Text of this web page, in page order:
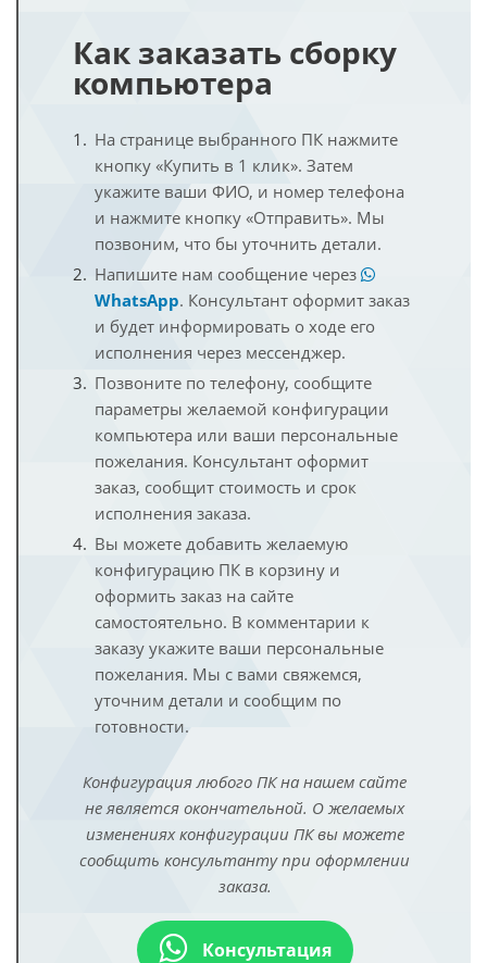
Как заказать сборку
компьютера
На странице выбранного ПК нажмите
кнопку «Купить в 1 клик». Затем
укажите ваши ФИО, и номер телефона
и нажмите кнопку «Отправить». Мы
позвоним, что бы уточнить детали.
Напишите нам сообщение через
WhatsApp. Консультант оформит заказ
и будет информировать о ходе его
исполнения через мессенджер.
Позвоните по телефону, сообщите
параметры желаемой конфигурации
компьютера или ваши персональные
пожелания. Консультант оформит
заказ, сообщит стоимость и срок
исполнения заказа.
Вы можете добавить желаемую
конфигурацию ПК в корзину и
оформить заказ на сайте
самостоятельно. В комментарии к
заказу укажите ваши персональные
пожелания. Мы с вами свяжемся,
уточним детали и сообщим по
готовности.
Конфигурация любого ПК на нашем сайте
не является окончательной. О желаемых
изменениях конфигурации ПК вы можете
сообщить консультанту при оформлении
заказа.
Консультация